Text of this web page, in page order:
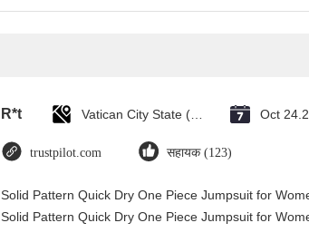
R*t Oct
trustpilot.com सहायक (123)
Solid Pattern Quick Dry One Piece Jumpsuit for
Solid Pattern Quick Dry One Piece Jumpsuit for